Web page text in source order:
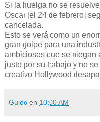
Si la huelga no se
Oscar [el 24 de febrero]
cancelada.
Esto se verá como un
gran golpe para una
ambiciosos que se niegan
justo por su trabajo y no
creativo Hollywood
Guido en 10:00 AM